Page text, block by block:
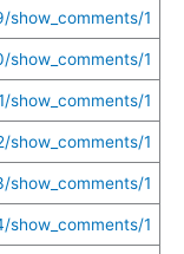
1
1
1
1
1
1